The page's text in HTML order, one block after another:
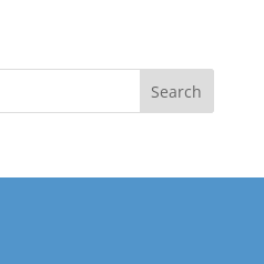
Search